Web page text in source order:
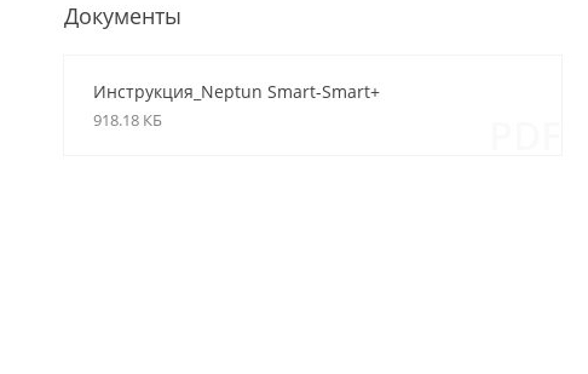
Документы
Инструкция_Neptun Smart-Smart+
918.18 КБ